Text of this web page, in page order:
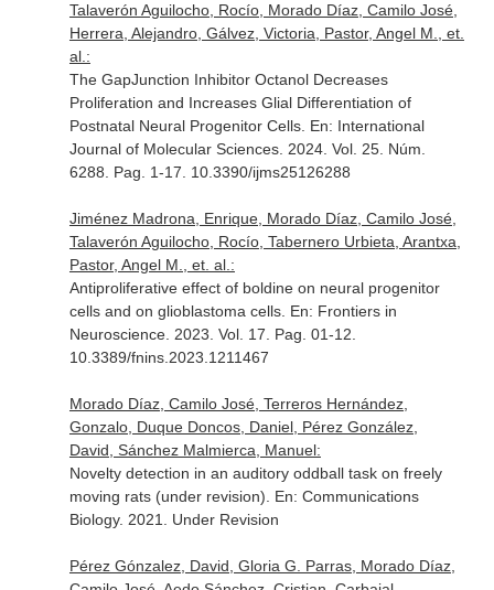
Talaverón Aguilocho, Rocío, Morado Díaz, Camilo José,
Herrera, Alejandro, Gálvez, Victoria, Pastor, Angel M., et.
al.:
The GapJunction Inhibitor Octanol Decreases
Proliferation and Increases Glial Differentiation of
Postnatal Neural Progenitor Cells. En: International
Journal of Molecular Sciences. 2024. Vol. 25. Núm.
6288. Pag. 1-17. 10.3390/ijms25126288
Jiménez Madrona, Enrique, Morado Díaz, Camilo José,
Talaverón Aguilocho, Rocío, Tabernero Urbieta, Arantxa,
Pastor, Angel M., et. al.:
Antiproliferative effect of boldine on neural progenitor
cells and on glioblastoma cells. En: Frontiers in
Neuroscience. 2023. Vol. 17. Pag. 01-12.
10.3389/fnins.2023.1211467
Morado Díaz, Camilo José, Terreros Hernández,
Gonzalo, Duque Doncos, Daniel, Pérez González,
David, Sánchez Malmierca, Manuel:
Novelty detection in an auditory oddball task on freely
moving rats (under revision). En: Communications
Biology. 2021. Under Revision
Pérez Gónzalez, David, Gloria G. Parras, Morado Díaz,